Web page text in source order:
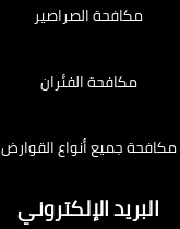
مكافحة الصراصير
مكافحة الفئران
مكافحة جميع أنواع القوارض
البريد الإلكتروني